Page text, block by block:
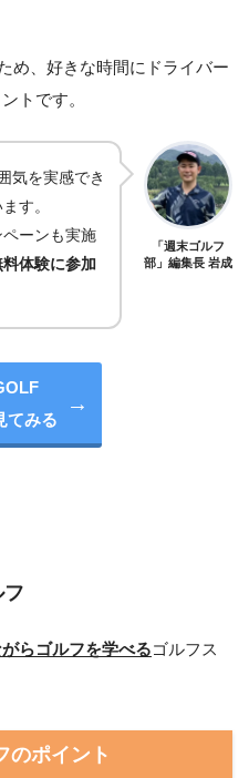
め、好きな時間にドライバー
トです。
気を実感でき
す。
ーンも実施
料体験に参加
「週末ゴルフ
部」編集長 岩成
てみる
らゴルフを学べるゴルフス
のポイント